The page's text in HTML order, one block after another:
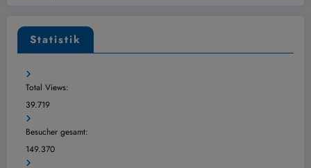
Statistik
Total Views:
39.719
Besucher gesamt:
149.370